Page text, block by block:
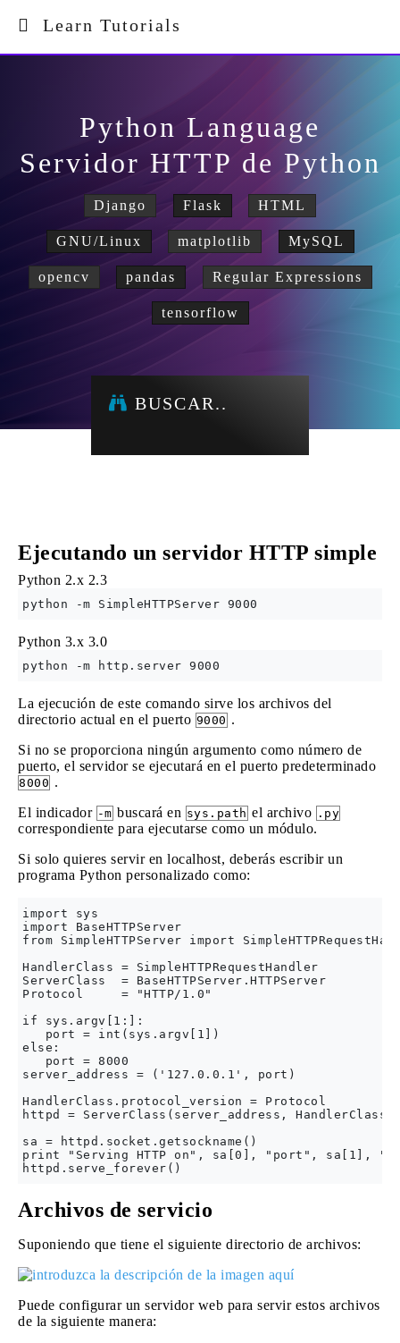
Learn Tutorials
Python Language
Servidor HTTP de Python
Django Flask HTML
GNU/Linux matplotlib MySQL
opencv pandas Regular Expressions
tensorflow
BUSCAR..
Ejecutando un servidor HTTP simple
Python 2.x 2.3
Python 3.x 3.0
La ejecución de este comando sirve los archivos del
directorio actual en el puerto 9000 .
Si no se proporciona ningún argumento como número de
puerto, el servidor se ejecutará en el puerto predeterminado
8000 .
El indicador -m buscará en sys.path el archivo .py
correspondiente para ejecutarse como un módulo.
Si solo quieres servir en localhost, deberás escribir un
programa Python personalizado como:
import sys
import BaseHTTPServer
from SimpleHTTPServer import
HandlerClass = SimpleHTTPRequestHandler
ServerClass  = BaseHTTPServer.HTTPServer
Protocol     = "HTTP/1.0"
if sys.argv[1:]:
   port = int(sys.argv[1])
else:
   port = 8000
server_address = ('127.0.0.1', port)
HandlerClass.protocol_version = Protocol
httpd = ServerClass(server_address, HandlerClass)
sa = httpd.socket.getsockname()
print "Serving HTTP on", sa[0], "port", sa[1],
Archivos de servicio
Suponiendo que tiene el siguiente directorio de archivos:
Puede configurar un servidor web para servir estos archivos
de la siguiente manera: